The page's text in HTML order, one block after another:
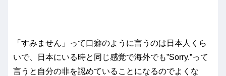
「すみません」って口癖のように言うのは日本人くら
いで、日本にいる時と同じ感覚で海外でも”Sorry.”って
言うと自分の非を認めていることになるのでよくな